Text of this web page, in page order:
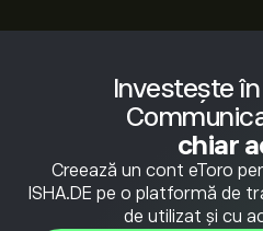
Investește
chiar
Creează un cont eToro
ISHA.DE pe o platformă de
de utilizat și cu